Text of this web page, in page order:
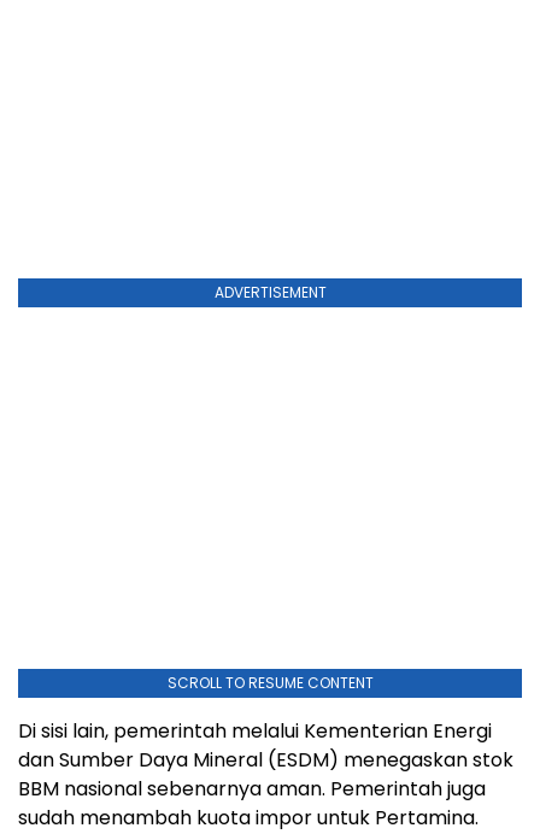
ADVERTISEMENT
SCROLL TO RESUME CONTENT
Di sisi lain, pemerintah melalui Kementerian Energi
dan Sumber Daya Mineral (ESDM) menegaskan stok
BBM nasional sebenarnya aman. Pemerintah juga
sudah menambah kuota impor untuk Pertamina.